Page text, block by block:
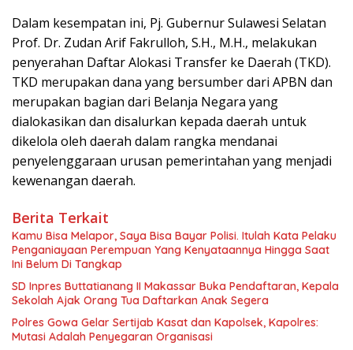
Dalam kesempatan ini, Pj. Gubernur Sulawesi Selatan
Prof. Dr. Zudan Arif Fakrulloh, S.H., M.H., melakukan
penyerahan Daftar Alokasi Transfer ke Daerah (TKD).
TKD merupakan dana yang bersumber dari APBN dan
merupakan bagian dari Belanja Negara yang
dialokasikan dan disalurkan kepada daerah untuk
dikelola oleh daerah dalam rangka mendanai
penyelenggaraan urusan pemerintahan yang menjadi
kewenangan daerah.
Berita Terkait
Kamu Bisa Melapor, Saya Bisa Bayar Polisi. Itulah Kata Pelaku
Penganiayaan Perempuan Yang Kenyataannya Hingga Saat
Ini Belum Di Tangkap
SD Inpres Buttatianang II Makassar Buka Pendaftaran, Kepala
Sekolah Ajak Orang Tua Daftarkan Anak Segera
Polres Gowa Gelar Sertijab Kasat dan Kapolsek, Kapolres:
Mutasi Adalah Penyegaran Organisasi